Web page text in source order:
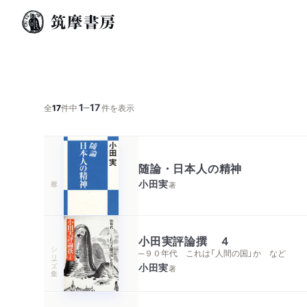
全17件中1─17件を表示
随論・日本人の精神
小田実著
シリーズ・全集
小田実評論撰 ４
─９０年代 これは「人間の国」か など
小田実著